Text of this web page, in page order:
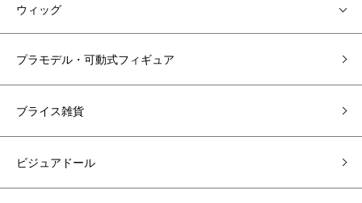
ウィッグ
プラモデル・可動式フィギュア
ブライス雑貨
ビジュアドール